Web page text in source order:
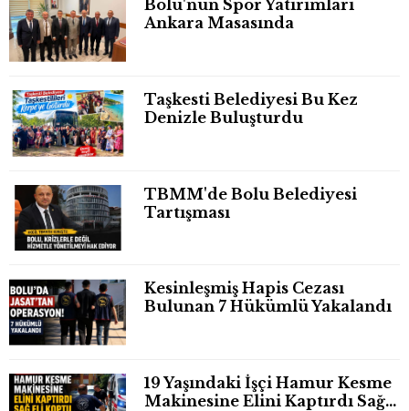
Bolu'nun Spor Yatırımları
Ankara Masasında
Taşkesti Belediyesi Bu Kez
Denizle Buluşturdu
TBMM'de Bolu Belediyesi
Tartışması
Kesinleşmiş Hapis Cezası
Bulunan 7 Hükümlü Yakalandı
19 Yaşındaki İşçi Hamur Kesme
Makinesine Elini Kaptırdı Sağ